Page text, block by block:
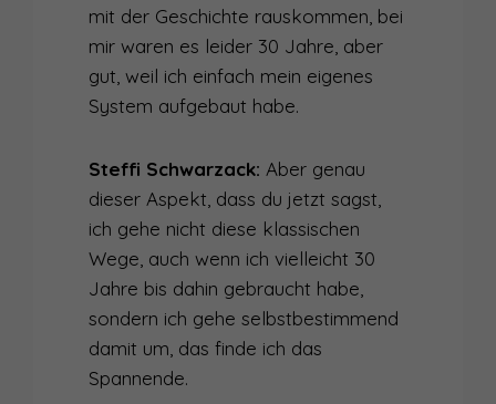
mit der Geschichte rauskommen, bei
mir waren es leider 30 Jahre, aber
gut, weil ich einfach mein eigenes
System aufgebaut habe.
Steffi Schwarzack: Aber genau
dieser Aspekt, dass du jetzt sagst,
ich gehe nicht diese klassischen
Wege, auch wenn ich vielleicht 30
Jahre bis dahin gebraucht habe,
sondern ich gehe selbstbestimmend
damit um, das finde ich das
Spannende.